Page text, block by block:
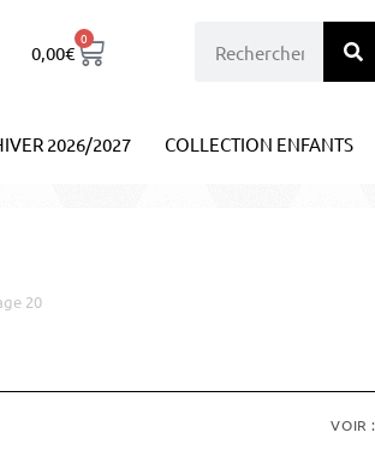
0,00€
0
2026/2027 COLLECTION ENFANTS
20
VOIR :